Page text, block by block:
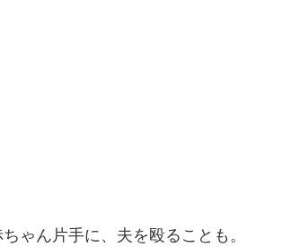
ゃん片手に、夫を殴ることも。